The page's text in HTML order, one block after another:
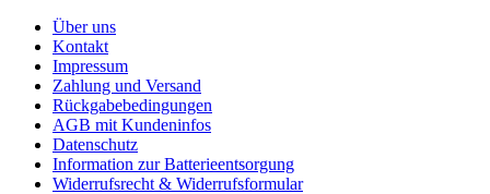
Über uns
Kontakt
Impressum
Zahlung und Versand
Rückgabebedingungen
AGB mit Kundeninfos
Datenschutz
Information zur Batterieentsorgung
Widerrufsrecht & Widerrufsformular